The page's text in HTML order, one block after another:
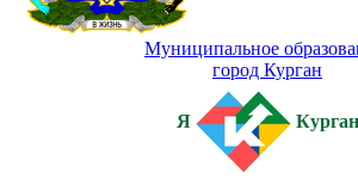
Муниципальное
город Курган
Я Курган